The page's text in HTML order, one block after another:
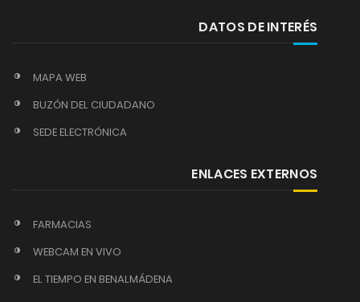
DATOS DE INTERÉS
MAPA WEB
BUZÓN DEL CIUDADANO
SEDE ELECTRÓNICA
ENLACES EXTERNOS
FARMACIAS
WEBCAM EN VIVO
EL TIEMPO EN BENALMÁDENA